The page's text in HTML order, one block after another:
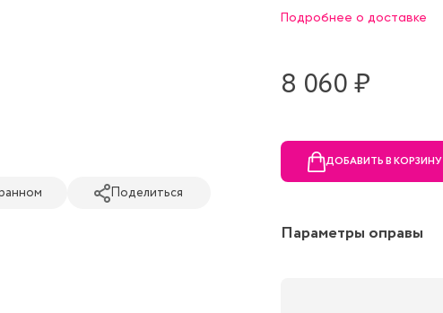
Поделиться
Подробнее о доставке
8 060 ₷
ДОБАВИТЬ В КОРЗИНУ
Параметры оправы